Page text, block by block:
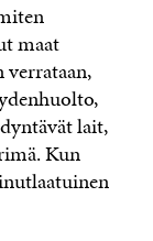
maat
verrataan,
lait,
Kun